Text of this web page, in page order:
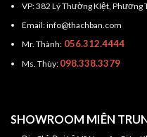
VP: 382 Lý Thường KIệt, Phương
Email: info@thachban.com
Mr. Thành:056.312.4444
Ms. Thùy: 098.338.3379
SHOWROOM MIÊN